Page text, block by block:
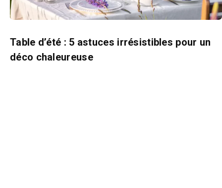
Table d’été : 5 astuces irrésistibles pour un
déco chaleureuse